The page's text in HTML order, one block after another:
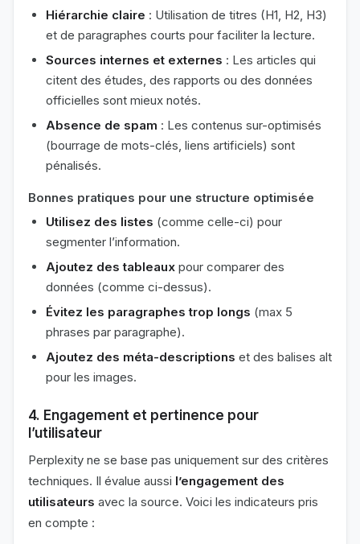
Hiérarchie claire : Utilisation de titres (H1, H2, H3)
et de paragraphes courts pour faciliter la lecture.
Sources internes et externes : Les articles qui
citent des études, des rapports ou des données
officielles sont mieux notés.
Absence de spam : Les contenus sur-optimisés
(bourrage de mots-clés, liens artificiels) sont
pénalisés.
Bonnes pratiques pour une structure optimisée
Utilisez des listes (comme celle-ci) pour
segmenter l’information.
Ajoutez des tableaux pour comparer des
données (comme ci-dessus).
Évitez les paragraphes trop longs (max 5
phrases par paragraphe).
Ajoutez des méta-descriptions et des balises alt
pour les images.
4. Engagement et pertinence pour
l’utilisateur
Perplexity ne se base pas uniquement sur des critères
techniques. Il évalue aussi l’engagement des
utilisateurs avec la source. Voici les indicateurs pris
en compte :